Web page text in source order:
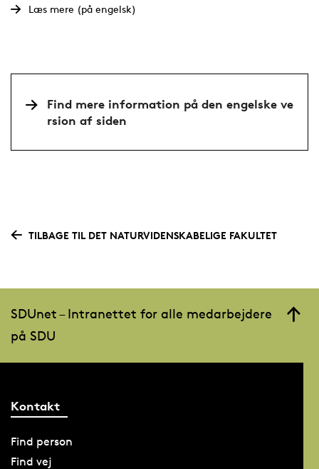
Læs mere (på engelsk)
Find mere information på den engelske ve
rsion af siden
TILBAGE TIL DET NATURVIDENSKABELIGE FAKULTET
SDUnet – Intranettet for alle medarbejdere
på SDU
Kontakt
Find person
Find vej